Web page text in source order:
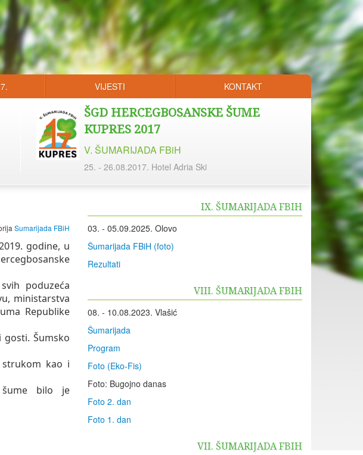
VIJESTI KONTAKT
ŠGD HERCEGBOSANSKE ŠUME
KUPRES 2017
V. ŠUMARIJADA FBiH
25. - 26.08.2017. Hotel Adria Ski
Sumarijada FBiH
godine, u
poduzeća
ministarstva
Republike
Šumsko
strukom kao i
šume bilo je
IX. ŠUMARIJADA FBIH
03. - 05.09.2025. Olovo
Šumarijada FBiH (foto)
Rezultati
VIII. ŠUMARIJADA FBIH
08. - 10.08.2023. Vlašić
Šumarijada
Program
Foto (Eko-Fis)
Foto: Bugojno danas
Foto 2. dan
Foto 1. dan
VII. ŠUMARIJADA FBIH